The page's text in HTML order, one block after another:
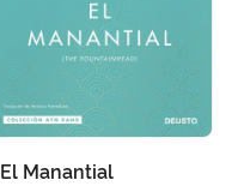
El Manantial